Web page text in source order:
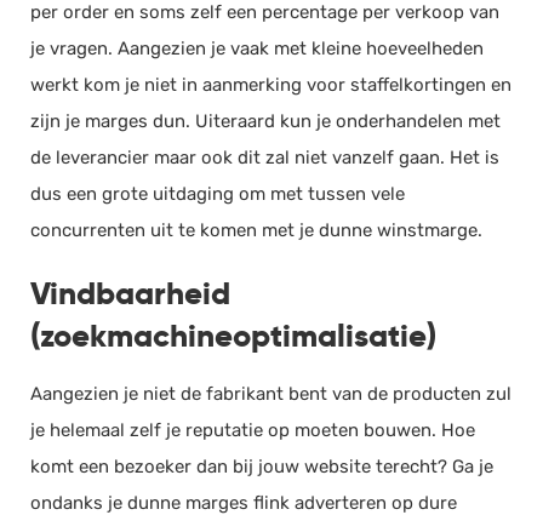
per order en soms zelf een percentage per verkoop van
je vragen. Aangezien je vaak met kleine hoeveelheden
werkt kom je niet in aanmerking voor staffelkortingen en
zijn je marges dun. Uiteraard kun je onderhandelen met
de leverancier maar ook dit zal niet vanzelf gaan. Het is
dus een grote uitdaging om met tussen vele
concurrenten uit te komen met je dunne winstmarge.
Vindbaarheid
(zoekmachineoptimalisatie)
Aangezien je niet de fabrikant bent van de producten zul
je helemaal zelf je reputatie op moeten bouwen. Hoe
komt een bezoeker dan bij jouw website terecht? Ga je
ondanks je dunne marges flink adverteren op dure